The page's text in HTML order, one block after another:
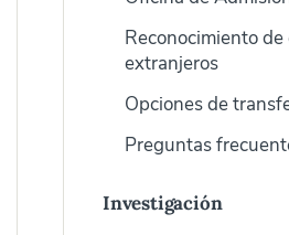
Reconocimiento
extranjeros
Opciones de
Preguntas
Investigación